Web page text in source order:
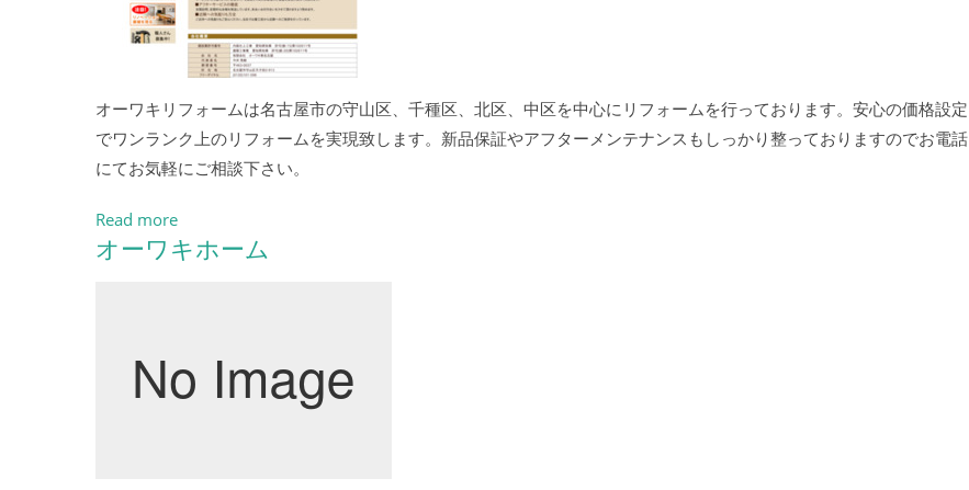
オーワキリフォームは名古屋市の守山区、千種区、北区、中区を中心にリフォームを行っております。安心の価格設定
でワンランク上のリフォームを実現致します。新品保証やアフターメンテナンスもしっかり整っておりますのでお電話
にてお気軽にご相談下さい。
Read more
オーワキホーム